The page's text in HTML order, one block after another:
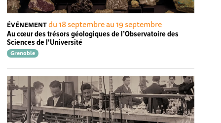
ÉVÉNEMENTdu 18 septembre au 19 septembre
Au cœur des trésors géologiques de l’Observatoire des
Sciences de l'Université
Grenoble